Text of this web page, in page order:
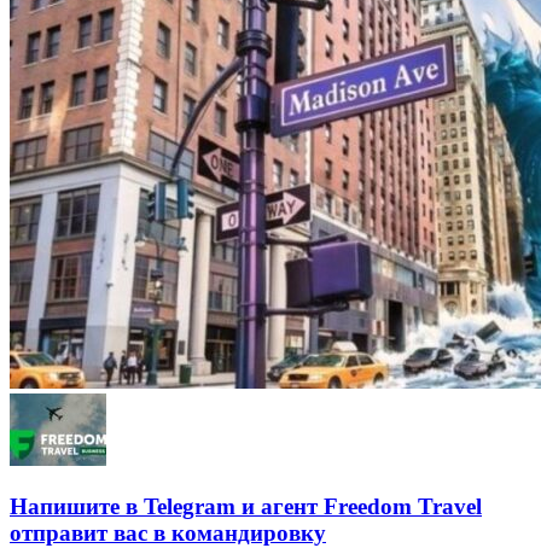
Напишите в Telegram и агент Freedom Travel
отправит вас в командировку